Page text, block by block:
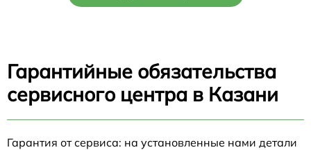
Гарантийные обязательства
сервисного центра в Казани
Гарантия от сервиса: на установленные нами детали